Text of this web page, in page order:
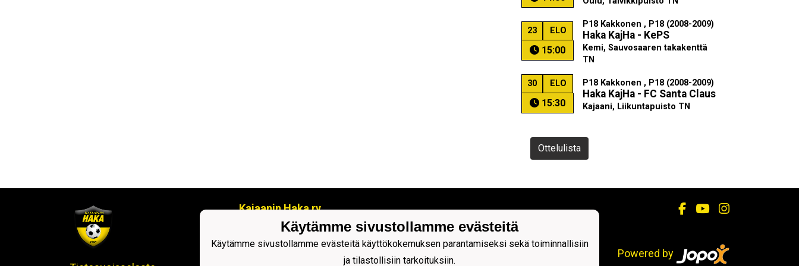
23 ELO
15:00
P18 Kakkonen , P18 (2008-2009)
Haka KajHa - KePS
Kemi, Sauvosaaren takakenttä
TN
30 ELO
15:30
P18 Kakkonen , P18 (2008-2009)
Haka KajHa - FC Santa Claus
Kajaani, Liikuntapuisto TN
Ottelulista
Kajaanin Haka ry
Kalliokatu 7 (käynti koivukoskenkadulta)
87100 KAJAANI
Powered by
Käytämme sivustollamme evästeitä
Käytämme sivustollamme evästeitä käyttökokemuksen parantamiseksi sekä toiminnallisiin
ja tilastollisiin tarkoituksiin.